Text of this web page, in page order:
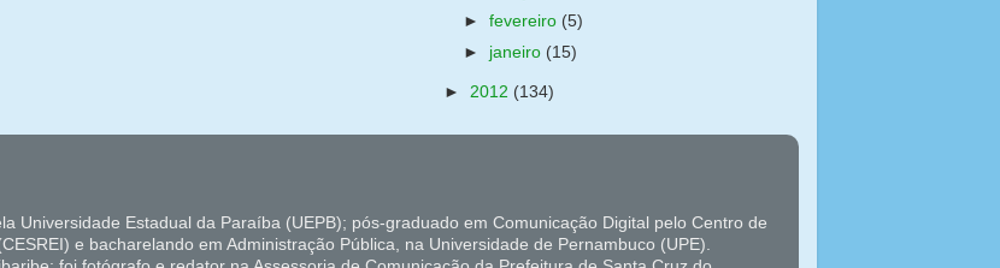
►fevereiro (5)
► janeiro (15)
► 2012 (134)
Universidade Estadual da Paraíba (UEPB); pós-graduado em Comunicação Digital pelo Centro de
e bacharelando em Administração Pública, na Universidade de Pernambuco (UPE).